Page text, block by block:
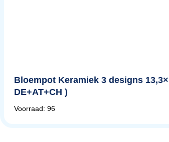
Bloempot Keramiek 3 designs
DE+AT+CH )
Voorraad: 96